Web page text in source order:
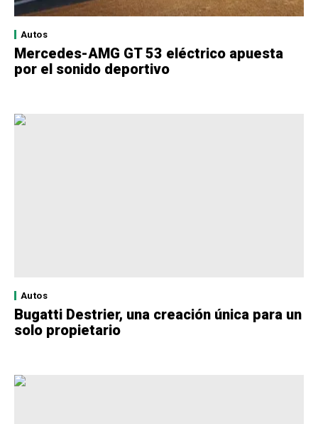
Autos
Mercedes-AMG GT 53 eléctrico apuesta
por el sonido deportivo
Autos
Bugatti Destrier, una creación única para un
solo propietario